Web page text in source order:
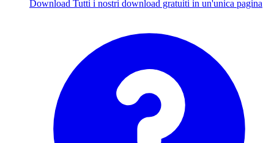
Download Tutti i nostri download gratuiti in un'unica pagina